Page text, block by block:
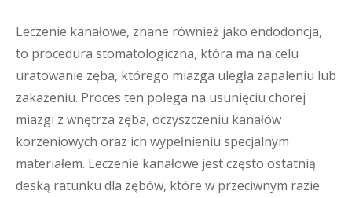
Leczenie kanałowe, znane również jako endodoncja,
to procedura stomatologiczna, która ma na celu
uratowanie zęba, którego miazga uległa zapaleniu lub
zakażeniu. Proces ten polega na usunięciu chorej
miazgi z wnętrza zęba, oczyszczeniu kanałów
korzeniowych oraz ich wypełnieniu specjalnym
materiałem. Leczenie kanałowe jest często ostatnią
deską ratunku dla zębów, które w przeciwnym razie